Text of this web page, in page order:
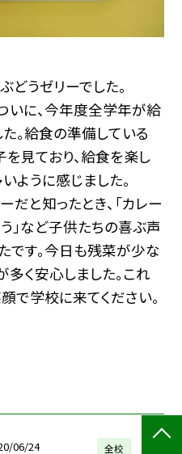
うゼリーでした。
いに、今年度全学年が給
。給食の準備している
を見ており、給食を楽し
ように感じました。
と知ったとき、「カレー
」など子供たちの喜ぶ声
です。今日も残菜が少な
多く安心しました。これ
で学校に来てください。
06/24 全校